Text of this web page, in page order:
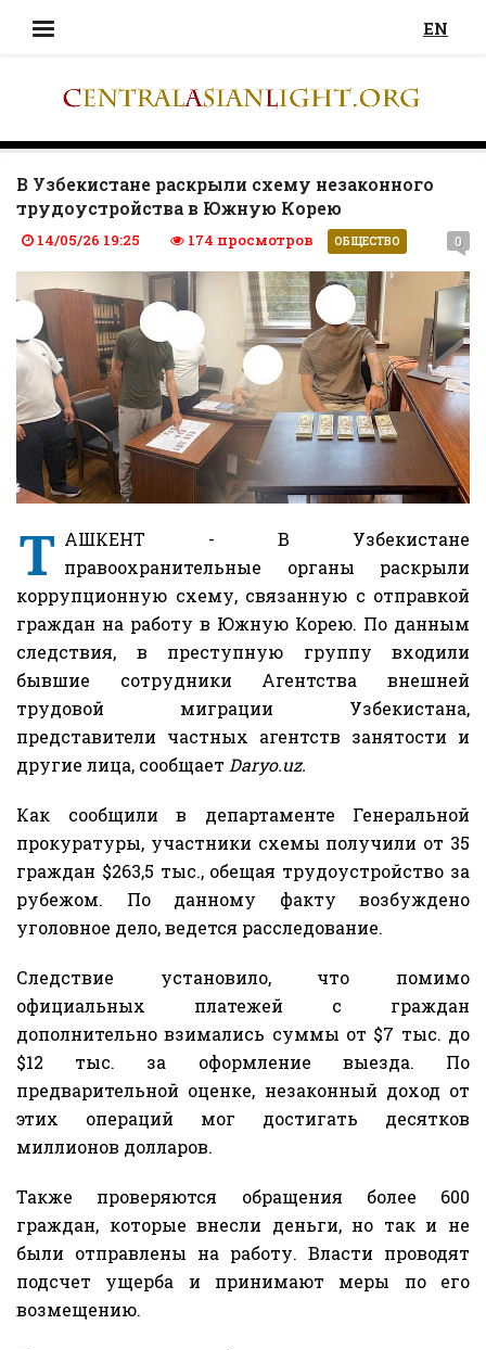
EN
В Узбекистане раскрыли схему незаконного
трудоустройства в Южную Корею
14/05/26 19:25 174 просмотров ОБЩЕСТВО 0
Т АШКЕНТ - В Узбекистане
правоохранительные органы раскрыли
коррупционную схему, связанную с отправкой
граждан на работу в Южную Корею. По данным
следствия, в преступную группу входили
бывшие сотрудники Агентства внешней
трудовой миграции Узбекистана,
представители частных агентств занятости и
другие лица, сообщает Daryo.uz.
Как сообщили в департаменте Генеральной
прокуратуры, участники схемы получили от 35
граждан $263,5 тыс., обещая трудоустройство за
рубежом. По данному факту возбуждено
уголовное дело, ведется расследование.
Следствие установило, что помимо
официальных платежей с граждан
дополнительно взимались суммы от $7 тыс. до
$12 тыс. за оформление выезда. По
предварительной оценке, незаконный доход от
этих операций мог достигать десятков
миллионов долларов.
Также проверяются обращения более 600
граждан, которые внесли деньги, но так и не
были отправлены на работу. Власти проводят
подсчет ущерба и принимают меры по его
возмещению.